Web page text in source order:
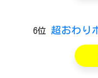
6位 超おわり